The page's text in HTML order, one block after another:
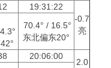
19:31:22
-0.7
亮
70.4° / 16.5°
东北偏东20°
20:06:00
2.0